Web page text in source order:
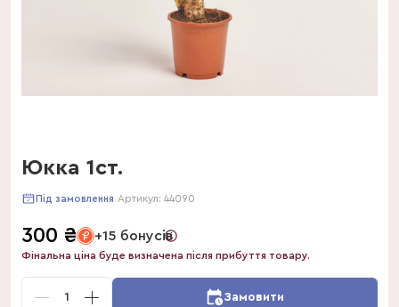
Юкка 1ст.
Під замовлення Артикул: 44090
300 ₴ +15 бонусів
Фінальна ціна буде визначена після прибуття товару.
1 Замовити